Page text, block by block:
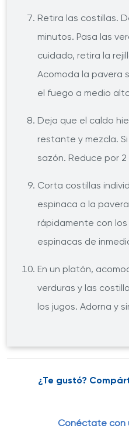
Retira las costillas.
minutos. Pasa las
cuidado, retira la
Acomoda la pavera
el fuego a medio
Deja que el caldo
restante y mezcla.
sazón. Reduce por 2
Corta costillas
espinaca a la
rápidamente con los
espinacas de
En un platón,
verduras y las
los jugos. Adorna y
¿Te gustó?
Conéctate con